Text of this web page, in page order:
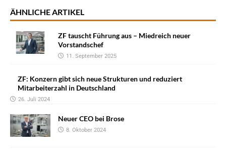
ÄHNLICHE ARTIKEL
ZF tauscht Führung aus – Miedreich neuer
Vorstandschef
11. September 2025
ZF: Konzern gibt sich neue Strukturen und reduziert
Mitarbeiterzahl in Deutschland
26. Juli 2024
Neuer CEO bei Brose
8. Oktober 2024